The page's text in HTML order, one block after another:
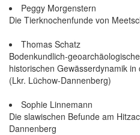
Peggy Morgenstern
Die Tierknochenfunde von
Thomas Schatz
Bodenkundlich-
historischen Gewässerdynamik
(Lkr. Lüchow-Dannenberg)
Sophie Linnemann
Die slawischen Befunde am
Dannenberg